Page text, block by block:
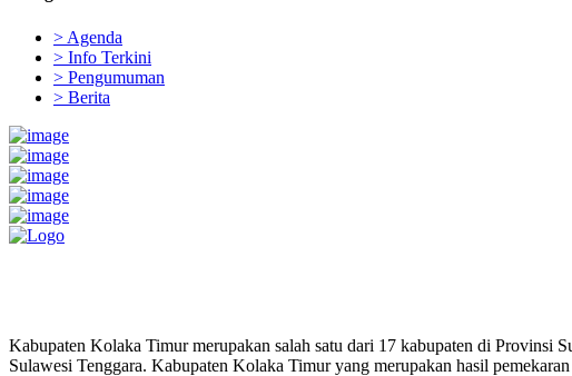
> Agenda
> Info Terkini
> Pengumuman
> Berita
Kabupaten Kolaka Timur merupakan salah satu dari 17 kabupaten di Provinsi
Sulawesi Tenggara. Kabupaten Kolaka Timur yang merupakan hasil